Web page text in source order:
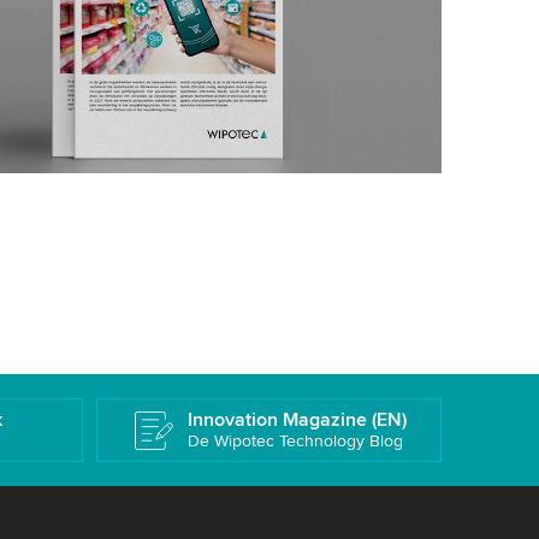
Innovation Magazine (EN)
De Wipotec Technology Blog